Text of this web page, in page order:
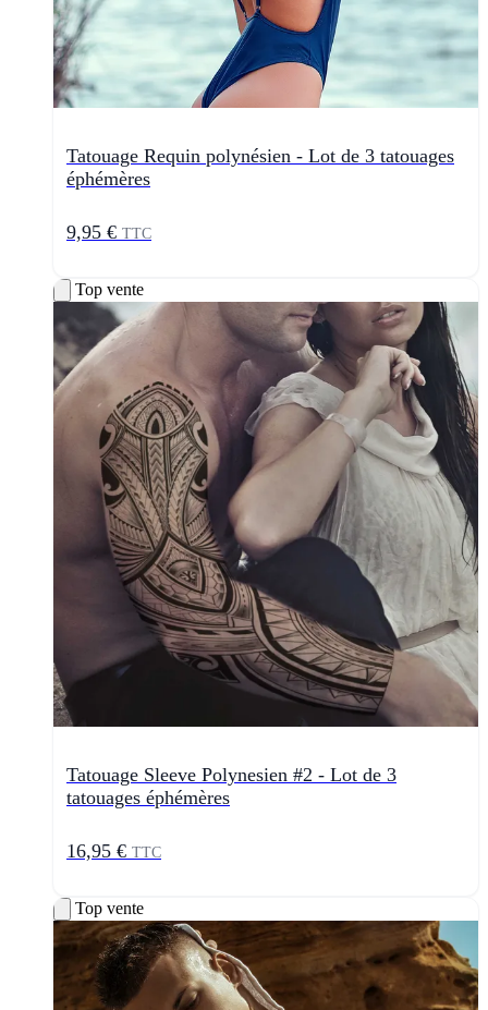
Tatouage Requin polynésien - Lot de 3 tatouages
éphémères
9,95 € TTC
Top vente
Tatouage Sleeve Polynesien #2 - Lot de 3
tatouages éphémères
16,95 € TTC
Top vente